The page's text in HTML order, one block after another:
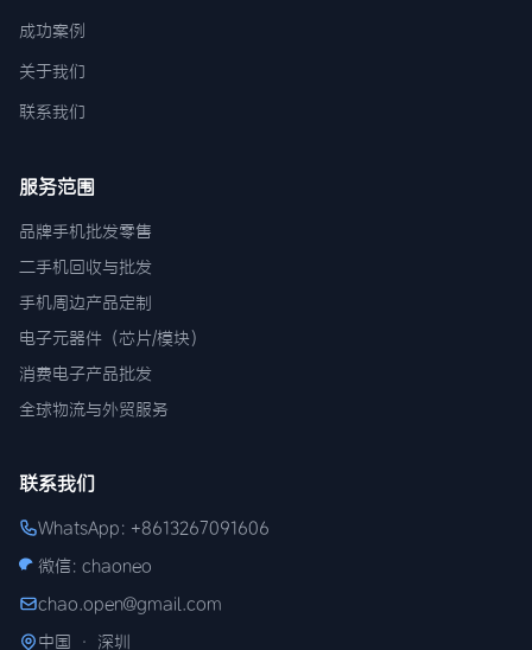
成功案例
关于我们
联系我们
服务范围
品牌手机批发零售
二手机回收与批发
手机周边产品定制
电子元器件（芯片/模块）
消费电子产品批发
全球物流与外贸服务
联系我们
WhatsApp: +8613267091606
微信: chaoneo
chao.open@gmail.com
中国 · 深圳